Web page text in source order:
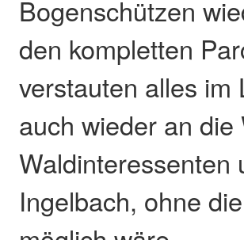
Bogenschützen
den kompletten
verstauten alles
auch wieder an
Waldinteressenten
Ingelbach, ohne